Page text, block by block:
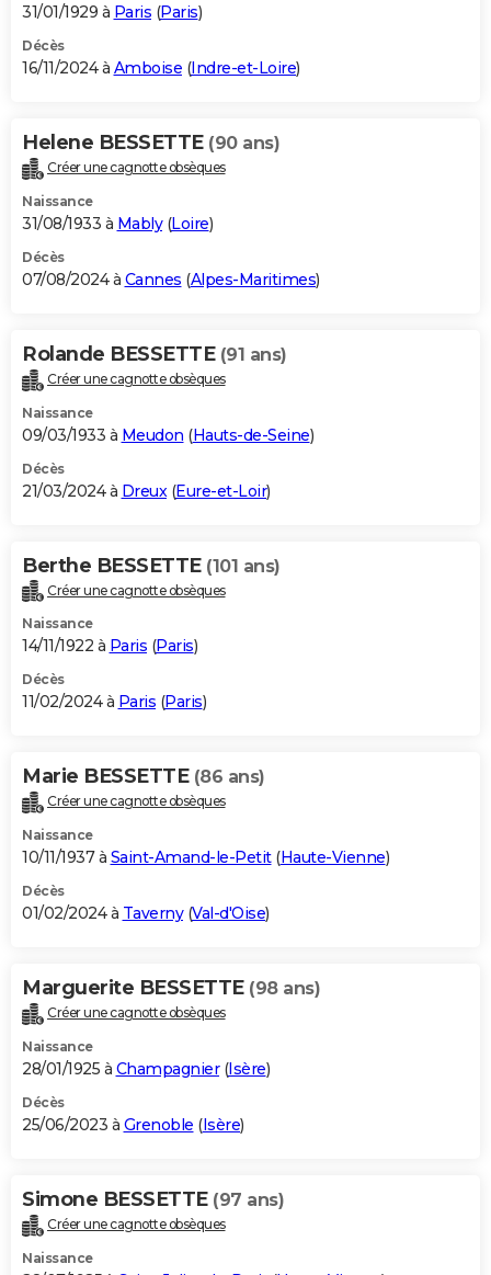
31/01/1929 à Paris (Paris)
Décès
16/11/2024 à Amboise (Indre-et-Loire)
Helene BESSETTE (90 ans)
Créer une cagnotte obsèques
Naissance
31/08/1933 à Mably(Loire)
Décès
07/08/2024 à Cannes (Alpes-Maritimes)
Rolande BESSETTE (91 ans)
Créer une cagnotte obsèques
Naissance
09/03/1933 à Meudon (Hauts-de-Seine)
Décès
21/03/2024 à Dreux (Eure-et-Loir)
Berthe BESSETTE (101 ans)
Créer une cagnotte obsèques
Naissance
14/11/1922 à Paris (Paris)
Décès
11/02/2024 à Paris (Paris)
Marie BESSETTE (86 ans)
Créer une cagnotte obsèques
Naissance
10/11/1937 à Saint-Amand-le-Petit(Haute-Vienne)
Décès
01/02/2024 à Taverny(Val-d'Oise)
Marguerite BESSETTE (98 ans)
Créer une cagnotte obsèques
Naissance
28/01/1925 à Champagnier(Isère)
Décès
25/06/2023 à Grenoble (Isère)
Simone BESSETTE (97 ans)
Créer une cagnotte obsèques
Naissance